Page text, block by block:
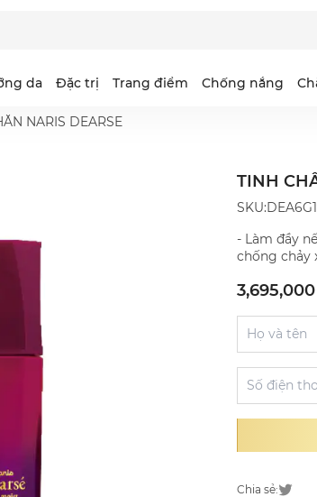
da
Selgrace
Đặc trị
Intimilli
Dearse
Trang điểm
Coeor
Otona
Chống nắng
Purecé
Velvety
PFB
NARIS DEARSE
TINH
- Làm đầy
chống chảy
Chia sẻ: